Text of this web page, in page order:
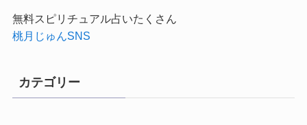
無料スピリチュアル占いたくさん
桃月じゅんSNS
カテゴリー